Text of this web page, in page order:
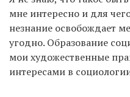
мне интересно и для
незнание освобождает
угодно. Образование
мои художественные
интересами в